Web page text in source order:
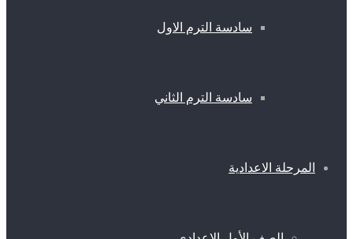
سادسة الترم الاول
سادسة الترم الثاني
المرحلة الاعدادية